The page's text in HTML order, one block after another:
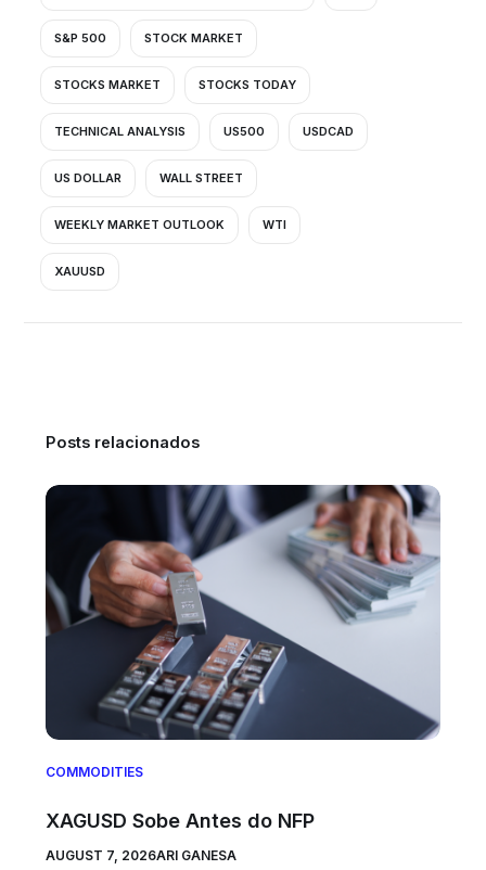
S&P 500 STOCK MARKET
STOCKS MARKET STOCKS TODAY
TECHNICAL ANALYSIS US500 USDCAD
US DOLLAR WALL STREET
WEEKLY MARKET OUTLOOK WTI
XAUUSD
Posts relacionados
COMMODITIES
XAGUSD Sobe Antes do NFP
AUGUST 7, 2026ARI GANESA